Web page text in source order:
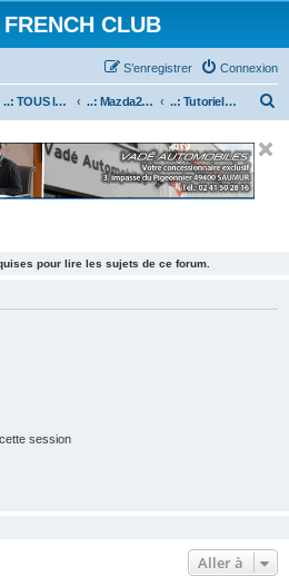
CLUB
Connexion
S’enregistrer
..: TOUS les Véhicules MAZDA :.. ..: Mazda2 :.. ..: Tutoriels (Mz2) :..
e
pour lire les sujets de ce forum.
session
Aller à